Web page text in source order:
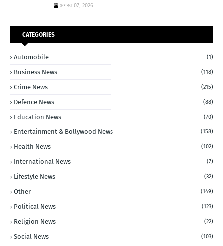
अगस्त 07, 2026
CATEGORIES
Automobile (1)
Business News (118)
Crime News (215)
Defence News (88)
Education News (70)
Entertainment & Bollywood News (158)
Health News (102)
International News (7)
Lifestyle News (32)
Other (149)
Political News (123)
Religion News (22)
Social News (103)